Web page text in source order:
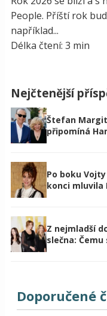
People. Příští rok
například...
Délka čtení: 3 min
Nejčtenější
Štefan
připomíná
Po boku
konci mluvila
Z nejmladší
slečna:
Doporučené